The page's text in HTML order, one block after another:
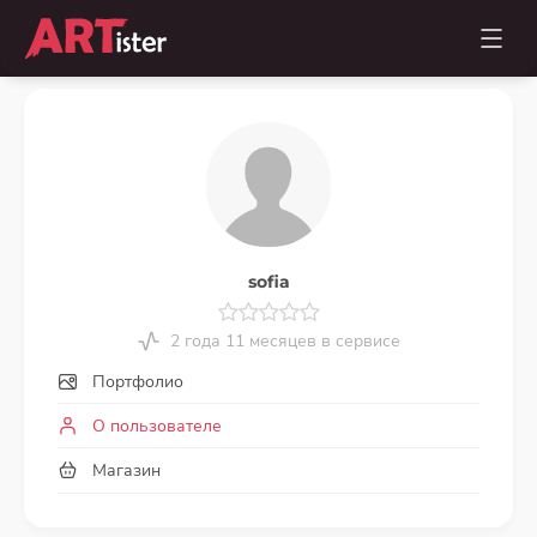
sofia
2 года 11 месяцев в сервисе
Портфолио
О пользователе
Магазин